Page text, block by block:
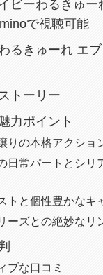
ビーわるきゅー
で視聴可能
るきゅーれ エブ
トーリー
力ポイント
りの本格アクショ
日常パートとシリ
トと個性豊かなキ
ーズとの絶妙なリ
ブな口コミ